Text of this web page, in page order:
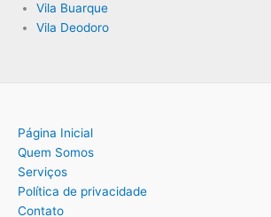
Vila Buarque
Vila Deodoro
Página Inicial
Quem Somos
Serviços
Política de privacidade
Contato